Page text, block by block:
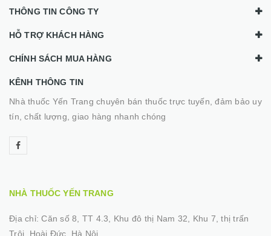
THÔNG TIN CÔNG TY
HỖ TRỢ KHÁCH HÀNG
CHÍNH SÁCH MUA HÀNG
KÊNH THÔNG TIN
Nhà thuốc Yến Trang chuyên bán thuốc trực tuyến, đảm bảo uy
tín, chất lượng, giao hàng nhanh chóng
NHÀ THUỐC YẾN TRANG
Địa chỉ:Căn số 8, TT 4.3, Khu đô thị Nam 32, Khu 7, thị trấn
Trôi, Hoài Đức, Hà Nội